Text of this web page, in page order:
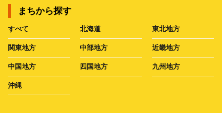
まちから探す
すべて 北海道 東北地方
関東地方 中部地方 近畿地方
中国地方 四国地方 九州地方
沖縄